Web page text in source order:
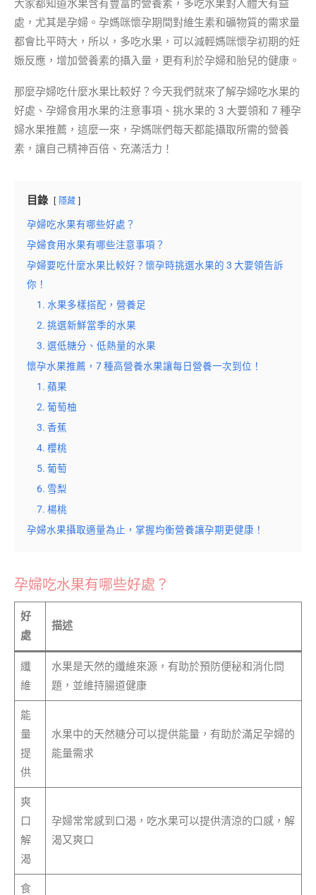
大家都知道水果含有豐富的營養素，多吃水果對人體大有益
處，尤其是孕婦。孕媽咪懷孕期間對維生素和礦物質的需求量
都會比平時大，所以，多吃水果，可以減輕媽咪懷孕初期的妊
娠反應，增加營養素的攝入量，更有利於孕婦和胎兒的健康。
那麼孕婦吃什麼水果比較好？今天我們就來了解孕婦吃水果的
好處、孕婦食用水果的注意事項、挑水果的 3 大要領和 7 種孕
婦水果推薦，這麼一來，孕媽咪們每天都能攝取所需的營養
素，讓自己精神百倍、充滿活力！
目錄 隱藏
孕婦吃水果有哪些好處？
孕婦食用水果有哪些注意事項？
孕婦要吃什麼水果比較好？懷孕時挑選水果的 3 大要領告訴
你！
1. 水果多樣搭配，營養足
2. 挑選新鮮當季的水果
3. 選低糖分、低熱量的水果
懷孕水果推薦，7 種高營養水果讓每日營養一次到位！
1. 蘋果
2. 葡萄柚
3. 香蕉
4. 櫻桃
5. 葡萄
6. 雪梨
7. 楊桃
孕婦水果攝取適量為止，掌握均衡營養讓孕期更健康！
孕婦吃水果有哪些好處？
好
處
描述
纖
維
水果是天然的纖維來源，有助於預防便秘和消化問
題，並維持腸道健康
能
量
提
供
水果中的天然糖分可以提供能量，有助於滿足孕婦的
能量需求
爽
口
解
渴
孕婦常常感到口渴，吃水果可以提供清涼的口感，解
渴又爽口
食